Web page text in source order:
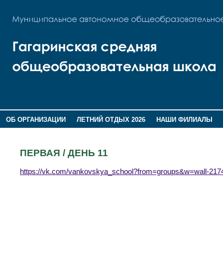
ОБ ОРГАНИЗАЦИИ ЛЕТНИЙ ОТДЫХ 2026
НАШИ ФИЛИАЛЫ
ПЕРВАЯ / ДЕНЬ 11
https://vk.com/vankovskya_school?from=groups&w=wall-